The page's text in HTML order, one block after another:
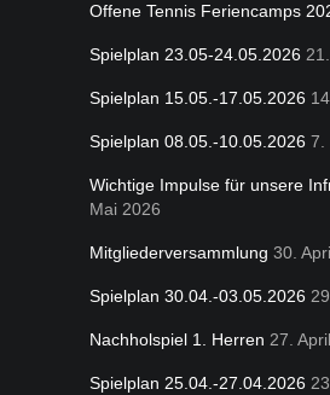
Offene Tennis Feriencamps
Spielplan 23.05-24.05.2026
Spielplan 15.05.-17.05.2026
Spielplan 08.05.-10.05.2026 7.
Wichtige Impulse für unsere
Mai 2026
Mitgliederversammlung 30.
Spielplan 30.04.-03.05.2026
Nachholspiel 1. Herren 27.
Spielplan 25.04.-27.04.2026